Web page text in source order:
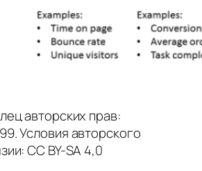
авторских прав:
Условия авторского
CC BY-SA 4,0